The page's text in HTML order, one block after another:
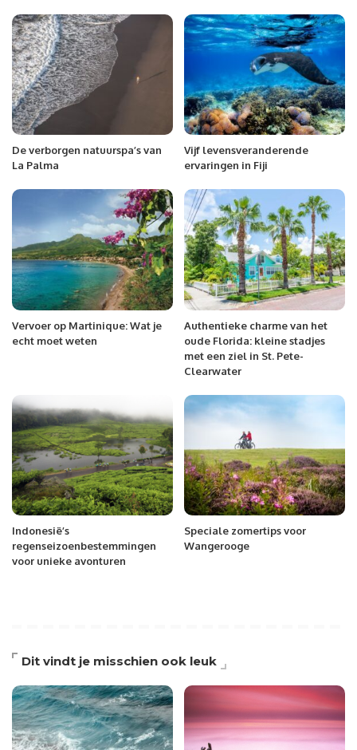
De verborgen natuurspa’s van
La Palma
Vijf levensveranderende
ervaringen in Fiji
Vervoer op Martinique: Wat je
echt moet weten
Authentieke charme van het
oude Florida: kleine stadjes
met een ziel in St. Pete-
Clearwater
Indonesië’s
regenseizoenbestemmingen
voor unieke avonturen
Speciale zomertips voor
Wangerooge
Dit vindt je misschien ook leuk